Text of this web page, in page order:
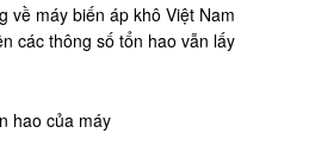
về máy biến áp khô Việt Nam
các thông số tổn hao vẫn lấy
hao của máy